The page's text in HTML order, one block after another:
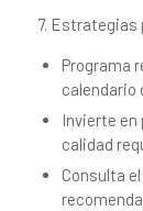
7.
Programa
calendario
Invierte
calidad
Consulta